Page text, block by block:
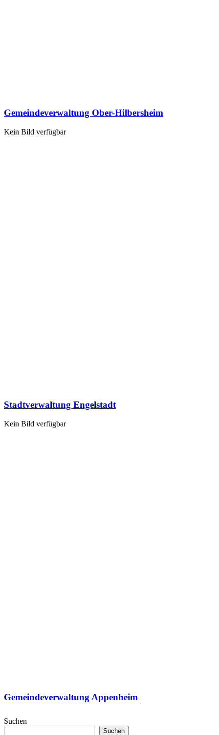
Gemeindeverwaltung Ober-Hilbersheim
Kein Bild verfügbar
Stadtverwaltung Engelstadt
Kein Bild verfügbar
Gemeindeverwaltung Appenheim
Suchen
Suchen